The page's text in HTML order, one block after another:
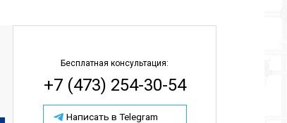
Бесплатная консультация:
+7 (473) 254-30-54
Написать в Telegram